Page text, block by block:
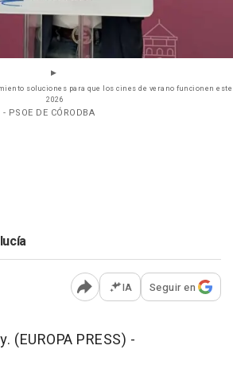
soluciones para que los cines de verano funcionen este
2026
- PSOE DE CÓRODBA
Abrir opciones para
IA Seguir en
(EUROPA PRESS) -